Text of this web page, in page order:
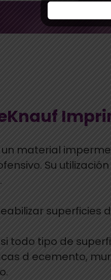
material
Su
todo tipo de
d ecemento,